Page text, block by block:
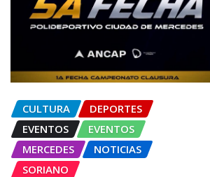
CULTURA
DEPORTES
EVENTOS
EVENTOS
MERCEDES
NOTICIAS
SORIANO